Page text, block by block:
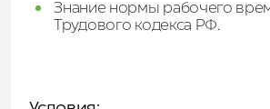
Знание нормы рабочего
Трудового кодекса РФ.